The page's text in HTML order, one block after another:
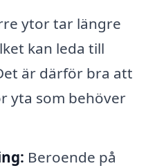
ytor tar längre
kan leda till
är därför bra att
yta som behöver
Beroende på